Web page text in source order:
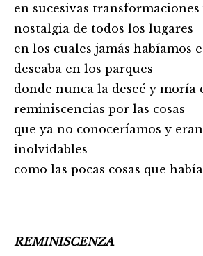
en sucesivas transformaciones
nostalgia de todos los lugares
en los cuales jamás habíamos
deseaba en los parques
donde nunca la deseé y moría
reminiscencias por las cosas
que ya no conoceríamos y
inolvidables
como las pocas cosas que
REMINISCENZA